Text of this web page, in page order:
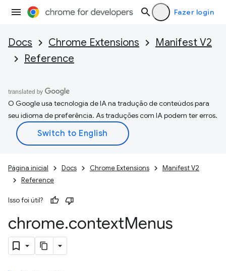
Fazer login
Docs Chrome Extensions
Manifest V2
Reference
O Google usa tecnologia de IA na tradução de conteúdos para
seu idioma de preferência. As traduções com IA podem ter erros.
Página inicial Docs Chrome Extensions
Manifest V2
Reference
Isso foi útil?
chrome.contextMenus